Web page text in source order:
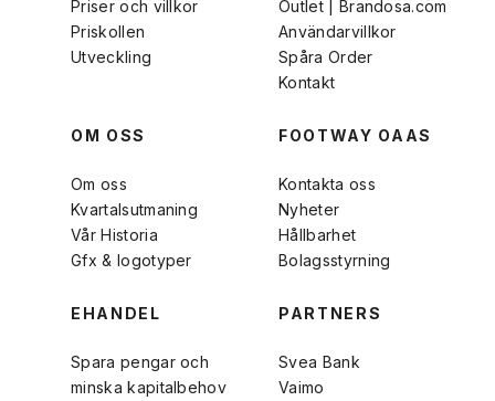
Priser och villkor
Priskollen
Utveckling
Outlet | Brandosa.com
Användarvillkor
Spåra Order
Kontakt
OM OSS
Om oss
Kvartalsutmaning
Vår Historia
Gfx & logotyper
FOOTWAY OAAS
Kontakta oss
Nyheter
Hållbarhet
Bolagsstyrning
EHANDEL
Spara pengar och
minska kapitalbehov
PARTNERS
Svea Bank
Vaimo